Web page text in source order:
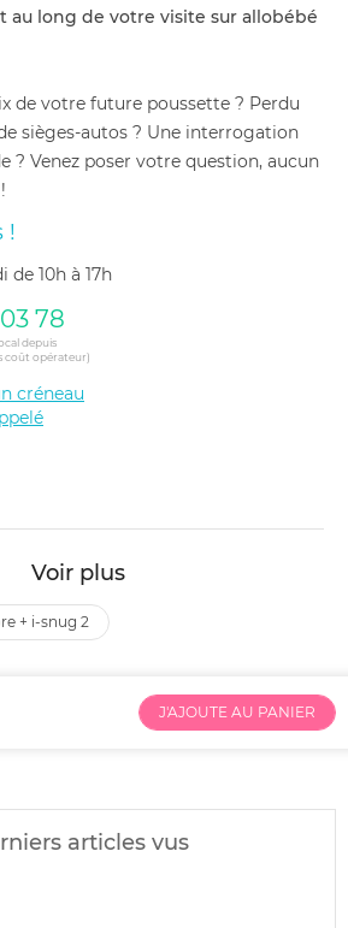
au long de votre visite sur allobébé
de votre future poussette ? Perdu
sièges-autos ? Une interrogation
? Venez poser votre question, aucun
!
de 10h à 17h
78
depuis
coût opérateur)
créneau
Voir plus
+ i-snug 2
J'AJOUTE AU PANIER
articles vus